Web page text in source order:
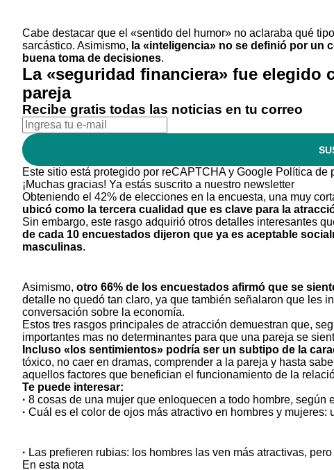
Cabe destacar que el «sentido del humor» no aclaraba qué
sarcástico. Asimismo, la «inteligencia» no se definió por un
buena toma de decisiones.
La «seguridad financiera» fue elegido
pareja
Recibe gratis todas las noticias en tu correo
Este sitio está protegido por reCAPTCHA y Google Política de
¡Muchas gracias! Ya estás suscrito a nuestro newsletter
Obteniendo el 42% de elecciones en la encuesta, una muy
ubicó como la tercera cualidad que es clave para la
Sin embargo, este rasgo adquirió otros detalles interesantes
de cada 10 encuestados dijeron que ya es aceptable
masculinas.
Asimismo, otro 66% de los encuestados afirmó que se
detalle no quedó tan claro, ya que también señalaron que les
conversación sobre la economía.
Estos tres rasgos principales de atracción demuestran que,
importantes mas no determinantes para que una pareja se
Incluso «los sentimientos» podría ser un subtipo de la
tóxico, no caer en dramas, comprender a la pareja y hasta
aquellos factores que benefician el funcionamiento de la
Te puede interesar:
· 8 cosas de una mujer que enloquecen a todo hombre, según
· Cuál es el color de ojos más atractivo en hombres y mujeres:
· Las prefieren rubias: los hombres las ven más atractivas,
En esta nota